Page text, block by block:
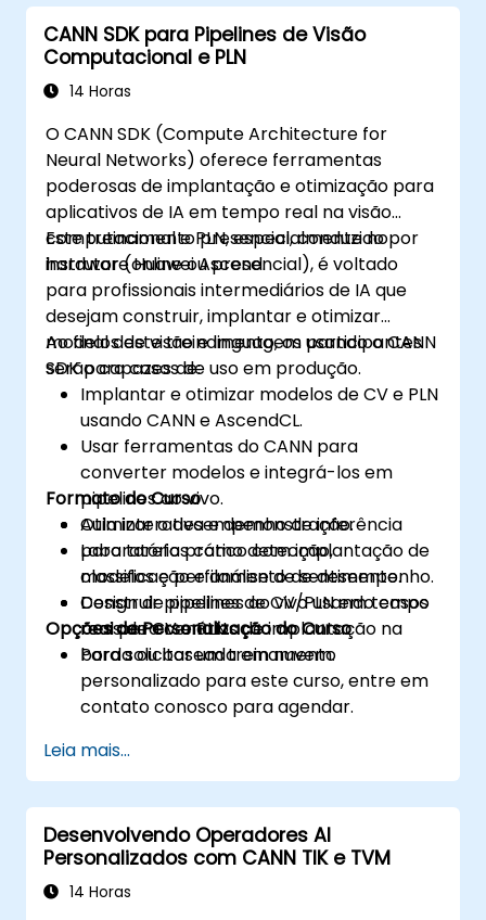
CANN SDK para Pipelines de Visão
Computacional e PLN
14 Horas
O CANN SDK (Compute Architecture for
Neural Networks) oferece ferramentas
poderosas de implantação e otimização para
aplicativos de IA em tempo real na visão
computacional e PLN, especialmente no
hardware Huawei Ascend.
Este treinamento presencial, conduzido por
instrutor (online ou presencial), é voltado
para profissionais intermediários de IA que
desejam construir, implantar e otimizar
modelos de visão e linguagem usando o CANN
SDK para casos de uso em produção.
Ao final deste treinamento, os participantes
serão capazes de:
Implantar e otimizar modelos de CV e PLN
usando CANN e AscendCL.
Usar ferramentas do CANN para
converter modelos e integrá-los em
pipelines ao vivo.
Otimizar o desempenho de inferência
para tarefas como detecção,
classificação e análise de sentimento.
Construir pipelines de CV/PLN em tempo
real para cenários de implantação na
borda ou baseada em nuvem.
Formato do Curso
Aula interativa e demonstração.
Laboratório prático com implantação de
modelos e perfilamento de desempenho.
Design de pipelines ao vivo usando casos
reais de CV e PLN.
Opções de Personalização do Curso
Para solicitar um treinamento
personalizado para este curso, entre em
contato conosco para agendar.
Leia mais...
Desenvolvendo Operadores AI
Personalizados com CANN TIK e TVM
14 Horas